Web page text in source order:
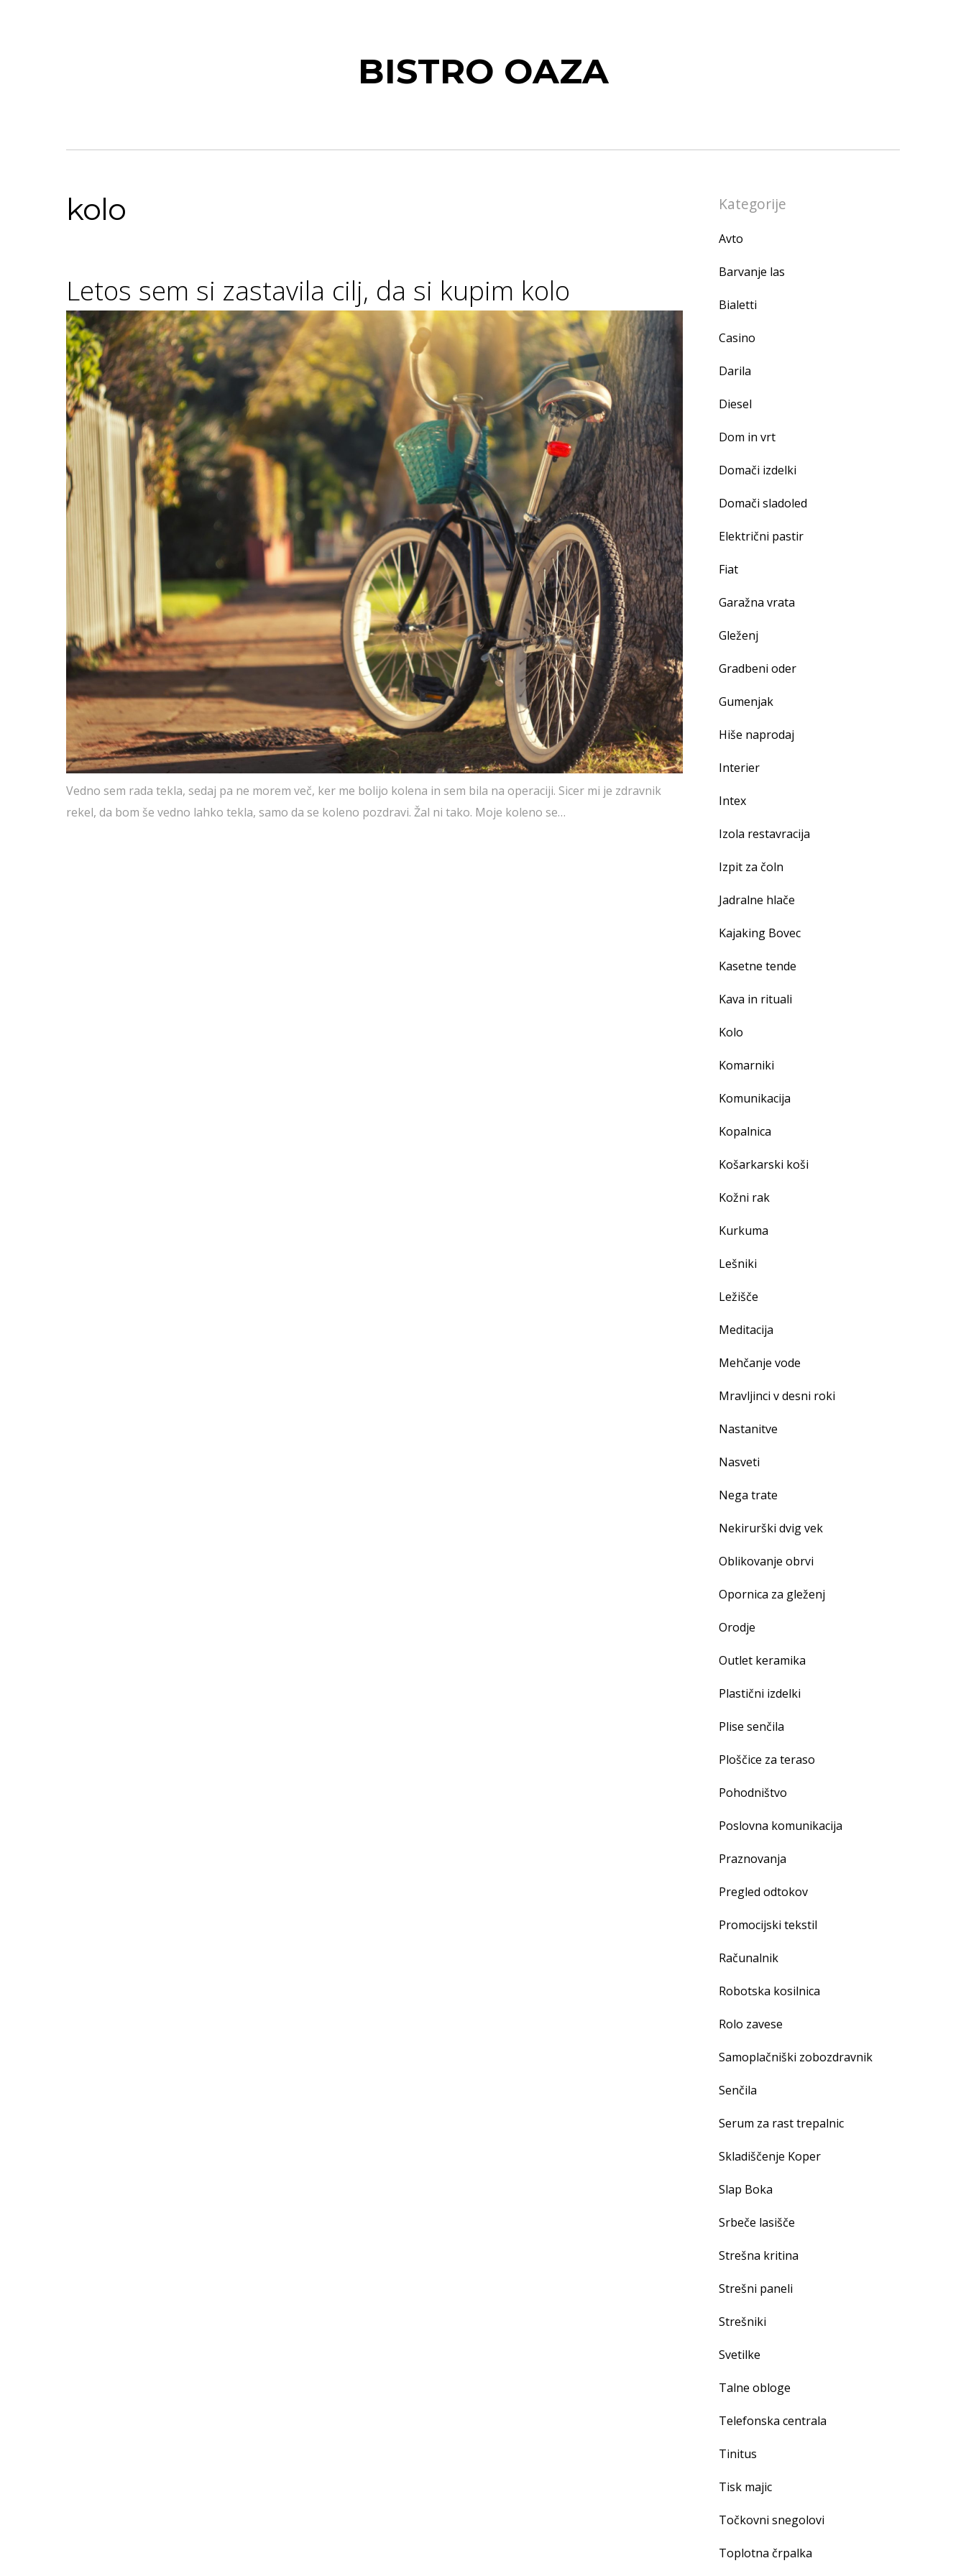
BISTRO OAZA
kolo
Letos sem si zastavila cilj, da si kupim kolo
Vedno sem rada tekla, sedaj pa ne morem več, ker me bolijo kolena in sem bila na operaciji. Sicer mi je zdravnik
rekel, da bom še vedno lahko tekla, samo da se koleno pozdravi. Žal ni tako. Moje koleno se…
Kategorije
Avto
Barvanje las
Bialetti
Casino
Darila
Diesel
Dom in vrt
Domači izdelki
Domači sladoled
Električni pastir
Fiat
Garažna vrata
Gleženj
Gradbeni oder
Gumenjak
Hiše naprodaj
Interier
Intex
Izola restavracija
Izpit za čoln
Jadralne hlače
Kajaking Bovec
Kasetne tende
Kava in rituali
Kolo
Komarniki
Komunikacija
Kopalnica
Košarkarski koši
Kožni rak
Kurkuma
Lešniki
Ležišče
Meditacija
Mehčanje vode
Mravljinci v desni roki
Nastanitve
Nasveti
Nega trate
Nekirurški dvig vek
Oblikovanje obrvi
Opornica za gleženj
Orodje
Outlet keramika
Plastični izdelki
Plise senčila
Ploščice za teraso
Pohodništvo
Poslovna komunikacija
Praznovanja
Pregled odtokov
Promocijski tekstil
Računalnik
Robotska kosilnica
Rolo zavese
Samoplačniški zobozdravnik
Senčila
Serum za rast trepalnic
Skladiščenje Koper
Slap Boka
Srbeče lasišče
Strešna kritina
Strešni paneli
Strešniki
Svetilke
Talne obloge
Telefonska centrala
Tinitus
Tisk majic
Točkovni snegolovi
Toplotna črpalka